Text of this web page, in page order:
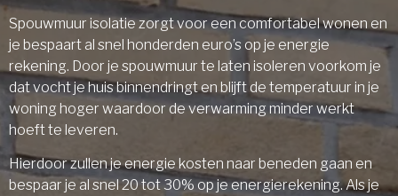
Spouwmuur isolatie zorgt voor een comfortabel wonen en
je bespaart al snel honderden euro’s op je energie
rekening. Door je spouwmuur te laten isoleren voorkom je
dat vocht je huis binnendringt en blijft de temperatuur in je
woning hoger waardoor de verwarming minder werkt
hoeft te leveren.
Hierdoor zullen je energie kosten naar beneden gaan en
bespaar je al snel 20 tot 30% op je energierekening. Als je